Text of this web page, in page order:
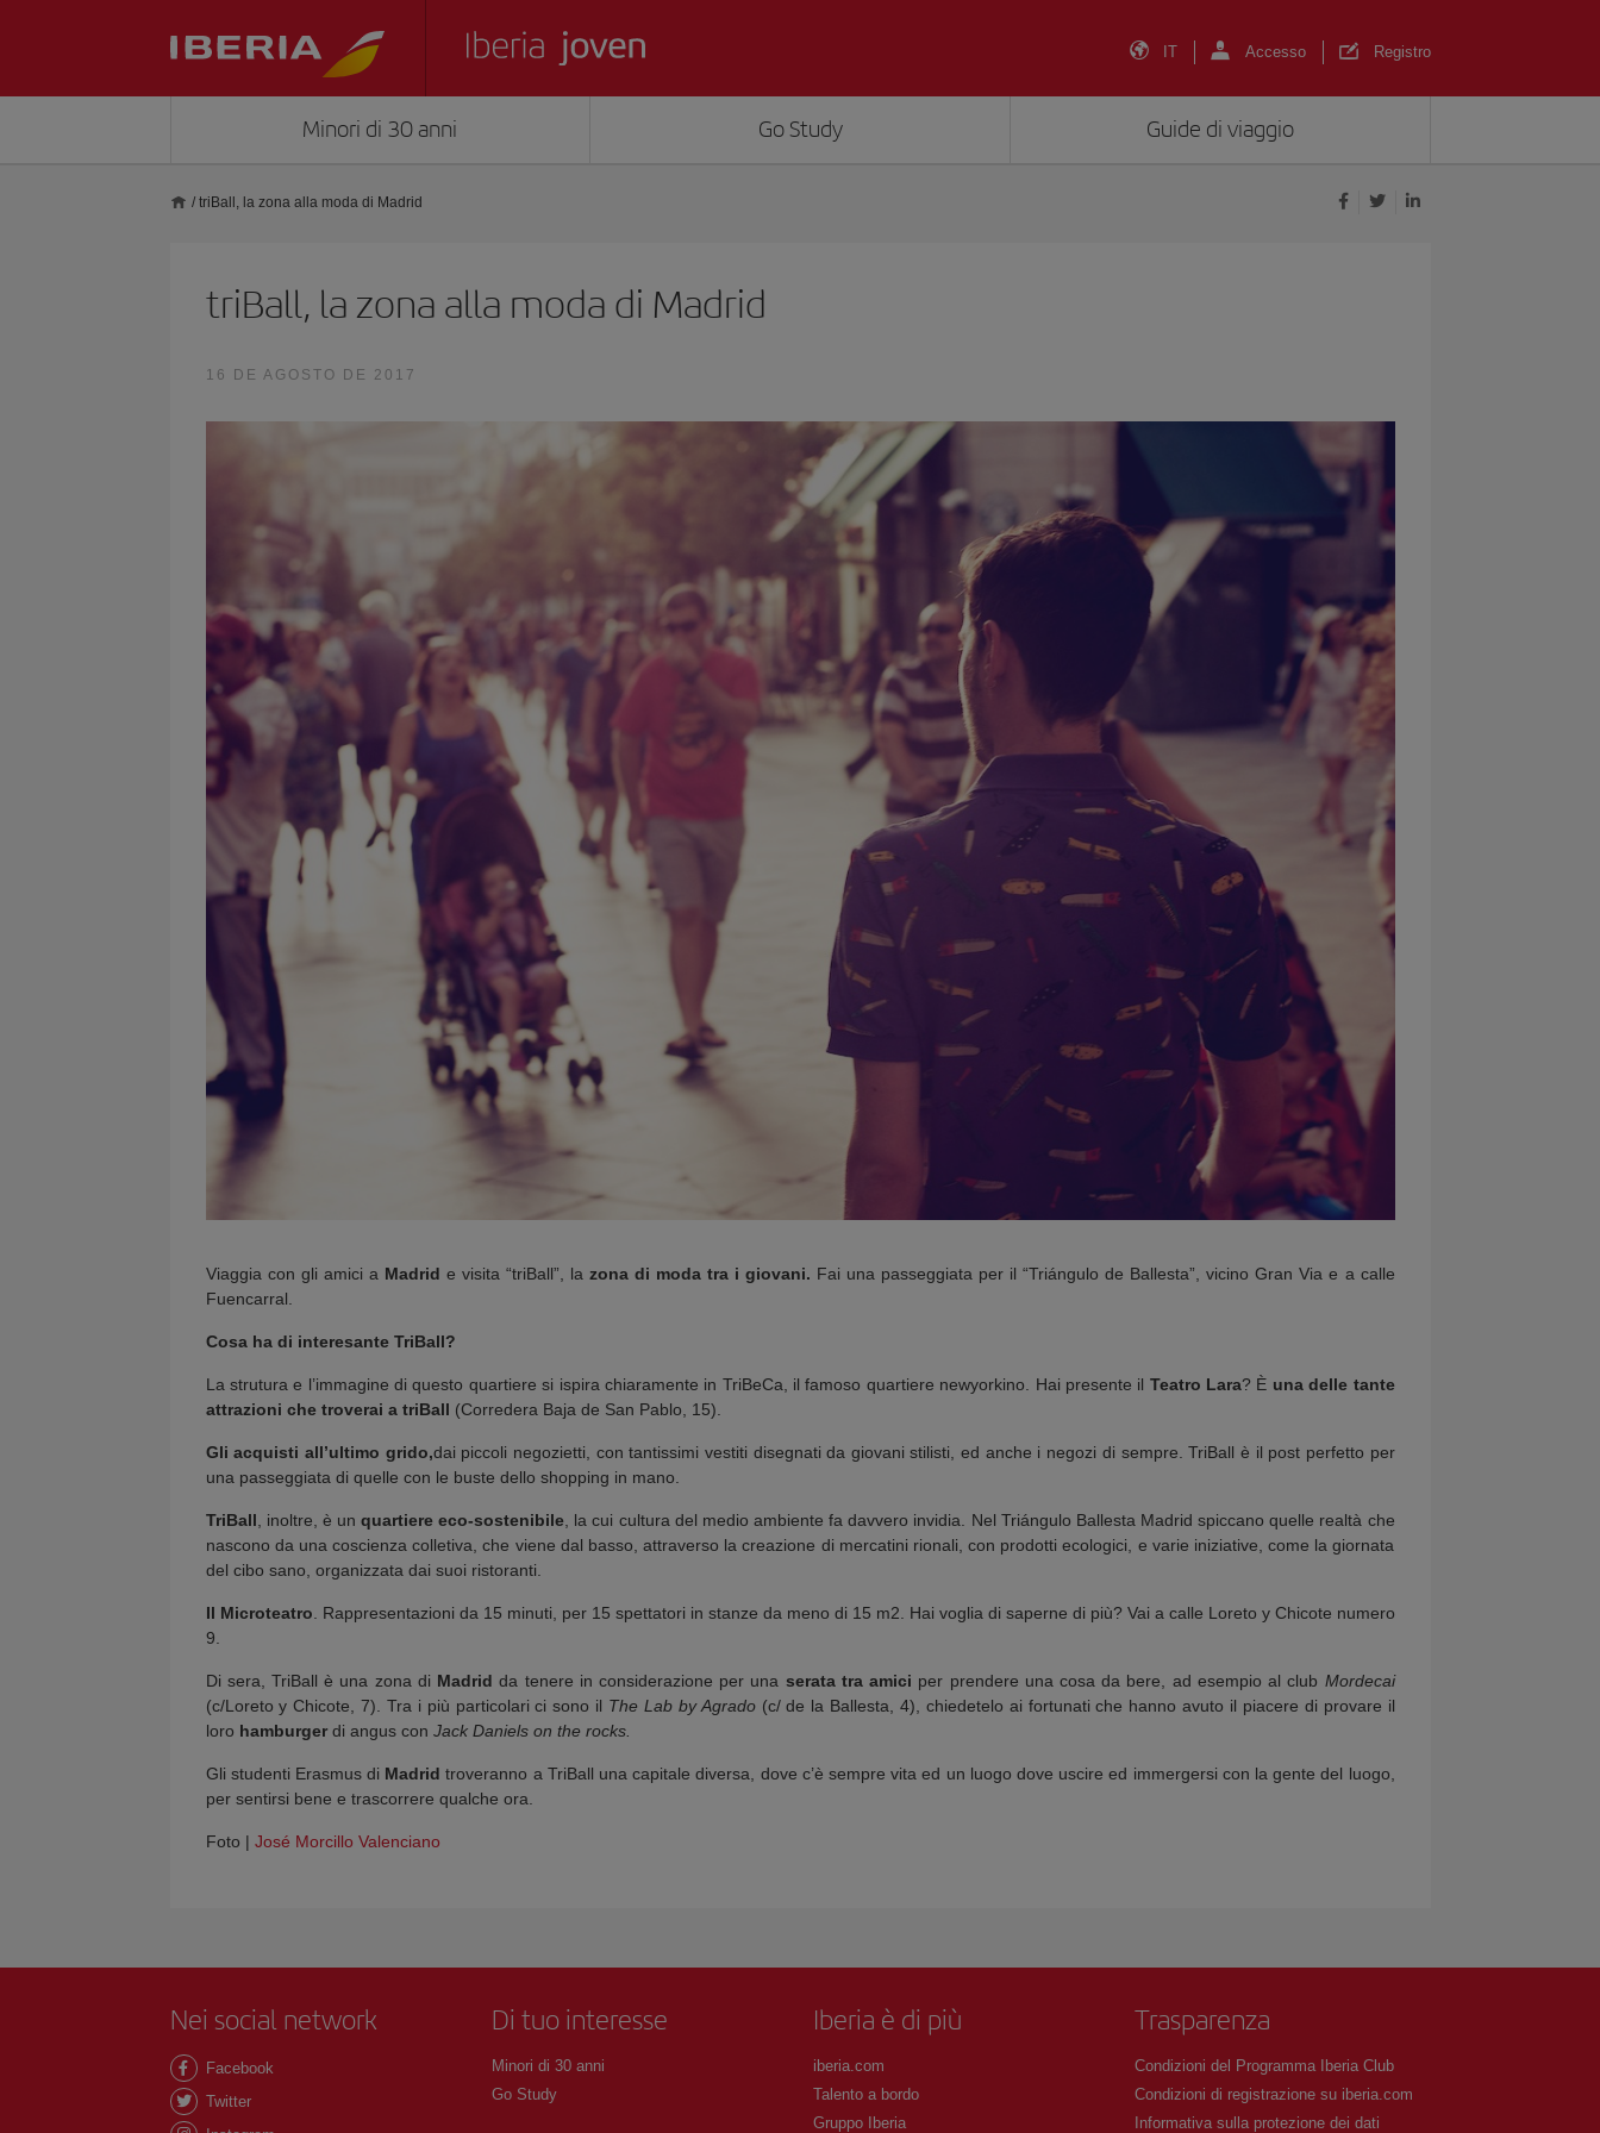
IT Accesso Registro
Minori di 30 anni Go Study Guide di viaggio
/ triBall, la zona alla moda di Madrid
triBall, la zona alla moda di Madrid
16 DE AGOSTO DE 2017
Viaggia con gli amici a Madrid e visita “triBall”, la zona di moda tra i giovani. Fai una passeggiata per il “Triángulo de Ballesta”, vicino Gran Via e a calle
Fuencarral.
Cosa ha di interesante TriBall?
La strutura e l’immagine di questo quartiere si ispira chiaramente in TriBeCa, il famoso quartiere newyorkino. Hai presente il Teatro Lara? È una delle tante
attrazioni che troverai a triBall (Corredera Baja de San Pablo, 15).
Gli acquisti all’ultimo grido,dai piccoli negozietti, con tantissimi vestiti disegnati da giovani stilisti, ed anche i negozi di sempre. TriBall è il post perfetto per
una passeggiata di quelle con le buste dello shopping in mano.
TriBall , inoltre, è unquartiere eco-sostenibile , la cui cultura del medio ambiente fa davvero invidia. Nel Triángulo Ballesta Madrid spiccano quelle realtà che
nascono da una coscienza colletiva, che viene dal basso, attraverso la creazione di mercatini rionali, con prodotti ecologici, e varie iniziative, come la giornata
del cibo sano, organizzata dai suoi ristoranti.
Il Microteatro . Rappresentazioni da 15 minuti, per 15 spettatori in stanze da meno di 15 m2. Hai voglia di saperne di più? Vai a calle Loreto y Chicote numero
9.
Di sera, TriBall è una zona di Madrid da tenere in considerazione per una serata tra amici per prendere una cosa da bere, ad esempio al club Mordecai
(c/Loreto y Chicote, 7). Tra i più particolari ci sono il The Lab by Agrado(c/ de la Ballesta, 4), chiedetelo ai fortunati che hanno avuto il piacere di provare il
loro hamburgerdi angus con Jack Daniels on the rocks.
Gli studenti Erasmus di Madrid troveranno a TriBall una capitale diversa, dove c’è sempre vita ed un luogo dove uscire ed immergersi con la gente del luogo,
per sentirsi bene e trascorrere qualche ora.
Foto | José Morcillo Valenciano
Nei social network
Facebook
Twitter
Di tuo interesse
Minori di 30 anni
Go Study
Iberia è di più
iberia.com
Talento a bordo
Gruppo Iberia
Trasparenza
Condizioni del Programma Iberia Club
Condizioni di registrazione su iberia.com
Informativa sulla protezione dei dati